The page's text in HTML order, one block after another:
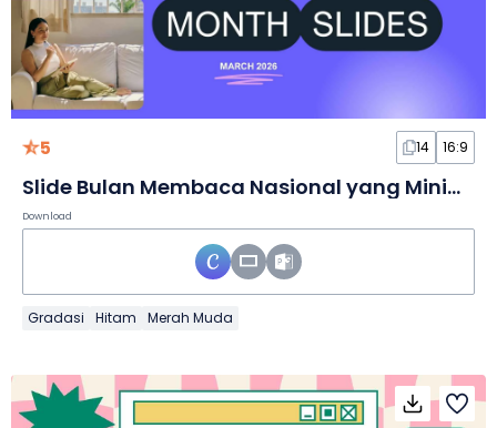
5 14 16:9
Slide Bulan Membaca Nasional yang Minimalis
Download
Gradasi Hitam Merah Muda